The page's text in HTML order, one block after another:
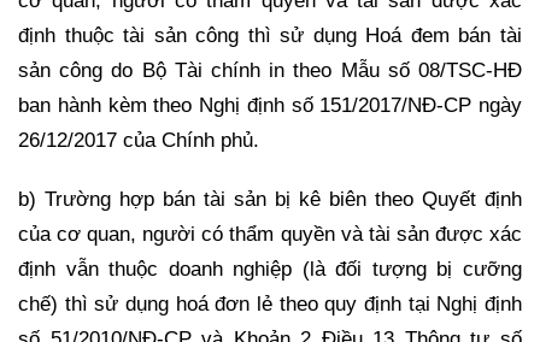
định thuộc tài sản công thì sử dụng Hoá đem bán tài
sản công do Bộ Tài chính in theo Mẫu số 08/TSC-HĐ
ban hành kèm theo Nghị định số 151/2017/NĐ-CP ngày
26/12/2017 của Chính phủ.
b) Trường hợp bán tài sản bị kê biên theo Quyết định
của cơ quan, người có thẩm quyền và tài sản được xác
định vẫn thuộc doanh nghiệp (là đối tượng bị cưỡng
chế) thì sử dụng hoá đơn lẻ theo quy định tại Nghị định